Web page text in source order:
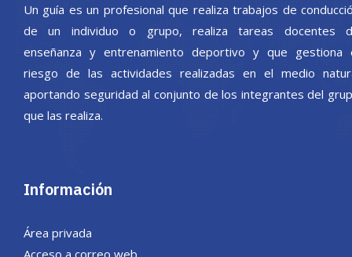
Un guía es un profesional que realiza trabajos de
de un individuo o grupo, realiza tareas docentes
enseñanza y entrenamiento deportivo y que gestiona
riesgo de las actividades realizadas en el medio
aportando seguridad al conjunto de los integrantes del
que las realiza.
Información
Área privada